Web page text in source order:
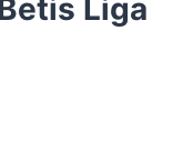
Liga